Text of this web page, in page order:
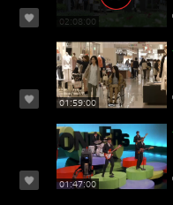
02:08:00
01:59:00
01:47:00